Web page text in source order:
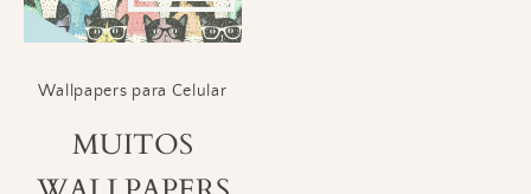
Wallpapers para Celular
MUITOS